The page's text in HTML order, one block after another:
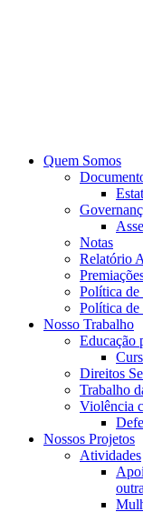
Quem Somos
Notas
Relatório
Política de
Política de
Nosso Trabalho
Educação
Direitos
Trabalho
Violência
Nossos Projetos
Atividades